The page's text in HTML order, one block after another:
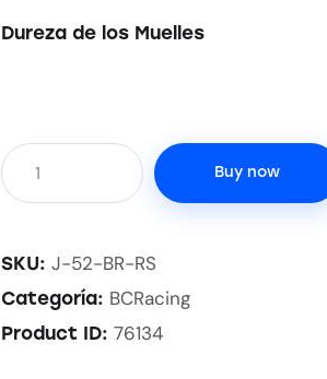
Dureza de los Muelles
Buy now
SKU:J-52-BR-RS
Categoría: BCRacing
Product ID:76134